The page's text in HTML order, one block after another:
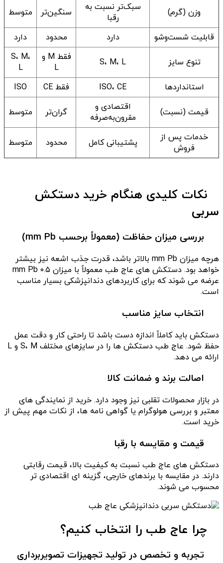
وزن (گرم)
سبک‌تر نسبت به
رقبا
سنگین‌تر متوسط
قابلیت شست‌وشو دارد محدود دارد
تنوع سایز S، M، L
فقط M و
L
S، M،
L
استانداردها
ISO، CE فقط CE ISO
قیمت (نسبت)
اقتصادی و
مقرون‌به‌صرفه
گران‌تر متوسط
خدمات پس از
فروش
پشتیبانی کامل محدود متوسط
نکات کلیدی هنگام خرید دستکش
سربی
بررسی میزان حفاظت (معمولاً برحسب mm Pb)
هرچه میزان mm Pb بالاتر باشد، قدرت جذب اشعه نیز بیشتر
خواهد بود. دستکش های عاج طب معمولاً با میزان ۰.۵ mm Pb
عرضه می شوند که برای کاربردهای دندانپزشکی بسیار مناسب
است.
انتخاب سایز مناسب
دستکش باید کاملاً اندازه دست باشد تا راحتی کار و دقت عمل
حفظ شود. عاج طب دستکش ها را در سایزهای مختلف S، M و L
ارائه می دهد.
اصالت برند و ضمانت کالا
در بازار محصولات تقلبی نیز وجود دارد. خرید از نمایندگی های
معتبر و بررسی هولوگرام یا گواهی نامه ها، از نکات مهم پیش از
خرید است.
قیمت و مقایسه با رقبا
دستکش های عاج طب نسبت به کیفیت بالا، قیمت رقابتی
دارند. در مقایسه با برندهای خارجی، گزینه ای اقتصادی تر
محسوب می شوند.
چرا عاج طب را انتخاب کنیم؟
تجربه و تخصص در تولید تجهیزات تصویربرداری